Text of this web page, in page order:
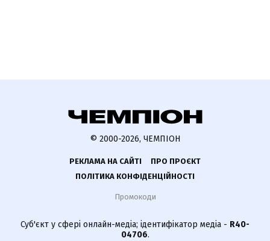
© 2000-2026, ЧЕМПІОН
РЕКЛАМА НА САЙТІ
ПРО ПРОЄКТ
ПОЛІТИКА КОНФІДЕНЦІЙНОСТІ
Промокоди
Суб'єкт у сфері онлайн-медіа; ідентифікатор медіа - R40-
04706.